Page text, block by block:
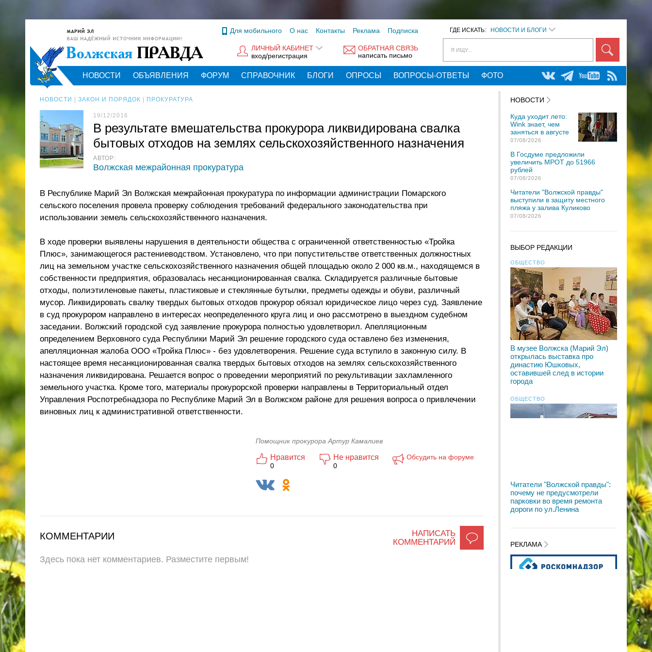
ГДЕ ИСКАТЬ: НОВОСТИ И БЛОГИ
Я ИЩУ...
Для мобильного О нас Контакты Реклама Подписка
ОБРАТНАЯ СВЯЗЬ
написать письмо
ЛИЧНЫЙ КАБИНЕТ
вход/регистрация
НОВОСТИ ОБЪЯВЛЕНИЯ ФОРУМ СПРАВОЧНИК БЛОГИ ОПРОСЫ ВОПРОСЫ-ОТВЕТЫ ФОТО
НОВОСТИ ЗАКОН И ПОРЯДОК ПРОКУРАТУРА
19/12/2016
В результате вмешательства прокурора ликвидирована свалка
бытовых отходов на землях сельскохозяйственного назначения
АВТОР:
Волжская межрайонная прокуратура
В Республике Марий Эл Волжская межрайонная прокуратура по информации администрации Помарского
сельского поселения провела проверку соблюдения требований федерального законодательства при
использовании земель сельскохозяйственного назначения.
В ходе проверки выявлены нарушения в деятельности общества с ограниченной ответственностью «Тройка
Плюс», занимающегося растениеводством. Установлено, что при попустительстве ответственных должностных
лиц на земельном участке сельскохозяйственного назначения общей площадью около 2 000 кв.м., находящемся в
собственности предприятия, образовалась несанкционированная свалка. Складируется различные бытовые
отходы, полиэтиленовые пакеты, пластиковые и стеклянные бутылки, предметы одежды и обуви, различный
мусор. Ликвидировать свалку твердых бытовых отходов прокурор обязал юридическое лицо через суд. Заявление
в суд прокурором направлено в интересах неопределенного круга лиц и оно рассмотрено в выездном судебном
заседании. Волжский городской суд заявление прокурора полностью удовлетворил. Апелляционным
определением Верховного суда Республики Марий Эл решение городского суда оставлено без изменения,
апелляционная жалоба ООО «Тройка Плюс» - без удовлетворения. Решение суда вступило в законную силу. В
настоящее время несанкционированная свалка твердых бытовых отходов на землях сельскохозяйственного
назначения ликвидирована. Решается вопрос о проведении мероприятий по рекультивации захламленного
земельного участка. Кроме того, материалы прокурорской проверки направлены в Территориальный отдел
Управления Роспотребнадзора по Республике Марий Эл в Волжском районе для решения вопроса о привлечении
виновных лиц к административной ответственности.
Помощник прокурора Артур Камалиев
Нравится
0
Не нравится
0
Обсудить на форуме
НАПИСАТЬ
КОММЕНТАРИЙ
КОММЕНТАРИИ
Здесь пока нет комментариев. Разместите первым!
НОВОСТИ
Куда уходит лето:
Wink знает, чем
заняться в августе
07/08/2026
В Госдуме предложили
увеличить МРОТ до 51966
рублей
07/08/2026
Читатели "Волжской правды"
выступили в защиту местного
пляжа у залива Куликово
07/08/2026
ВЫБОР РЕДАКЦИИ
ОБЩЕСТВО
В музее Волжска (Марий Эл)
открылась выставка про
династию Юшковых,
оставившей след в истории
города
ОБЩЕСТВО
Читатели "Волжской правды":
почему не предусмотрели
парковки во время ремонта
дороги по ул.Ленина
РЕКЛАМА